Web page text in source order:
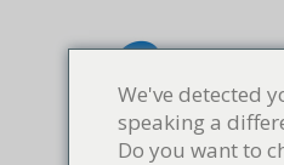
We've detected
speaking a
Do you want to